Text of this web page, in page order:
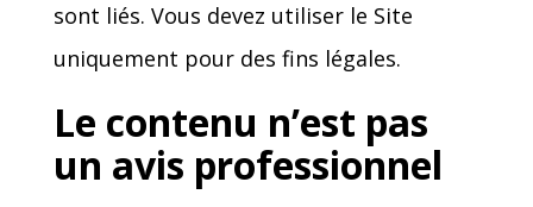
sont liés. Vous devez utiliser le Site
uniquement pour des fins légales.
Le contenu n’est pas
un avis professionnel